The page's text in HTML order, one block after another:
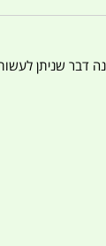
דבר שניתן